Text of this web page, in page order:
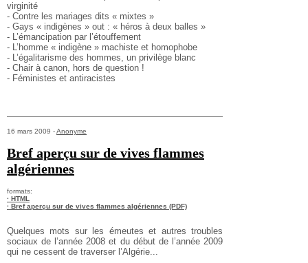
virginité
- Contre les mariages dits « mixtes »
- Gays « indigènes » out : « héros à deux balles »
- L’émancipation par l’étouffement
- L’homme « indigène » machiste et homophobe
- L’égalitarisme des hommes, un privilège blanc
- Chair à canon, hors de question !
- Féministes et antiracistes
16 mars 2009 -Anonyme
Bref aperçu sur de vives flammes
algériennes
formats:
· HTML
· Bref aperçu sur de vives flammes algériennes (PDF)
Quelques mots sur les émeutes et autres troubles
sociaux de l’année 2008 et du début de l’année 2009
qui ne cessent de traverser l’Algérie...